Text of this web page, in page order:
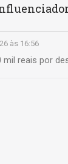
às 16:56
reais por